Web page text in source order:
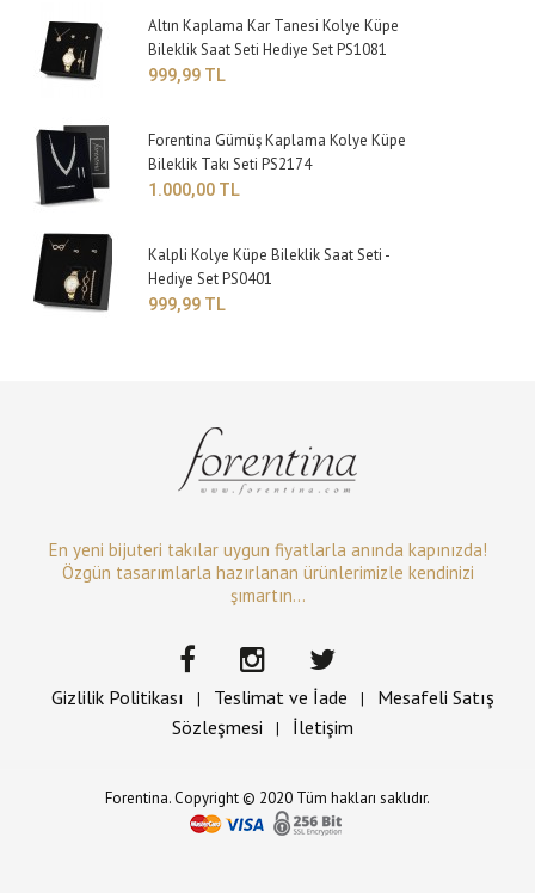
Altın Kaplama Kar Tanesi Kolye Küpe
Bileklik Saat Seti Hediye Set PS1081
999,99 TL
Forentina Gümüş Kaplama Kolye Küpe
Bileklik Takı Seti PS2174
1.000,00 TL
Kalpli Kolye Küpe Bileklik Saat Seti -
Hediye Set PS0401
999,99 TL
En yeni bijuteri takılar uygun fiyatlarla anında kapınızda!
Özgün tasarımlarla hazırlanan ürünlerimizle kendinizi
şımartın...
Gizlilik Politikası | Teslimat ve İade |
Mesafeli Satış
Sözleşmesi
| İletişim
Forentina. Copyright © 2020 Tüm hakları saklıdır.